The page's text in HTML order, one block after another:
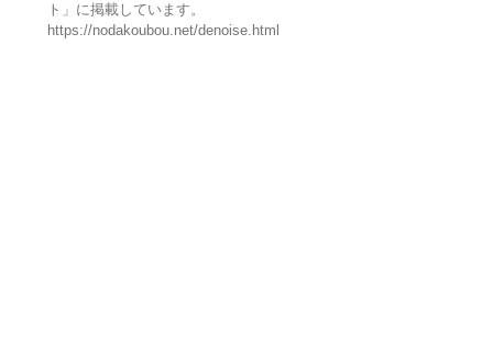
ト」に掲載しています。
https://nodakoubou.net/denoise.html